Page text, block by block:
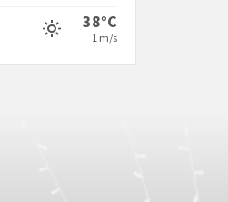
38°C
1 m/s